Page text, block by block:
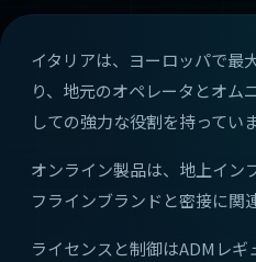
イタリアは、ヨーロッパで最
り、地元のオペレータとオム
しての強力な役割を持っていま
オンライン製品は、地上イン
フラインブランドと密接に関
ライセンスと制御はADMレ